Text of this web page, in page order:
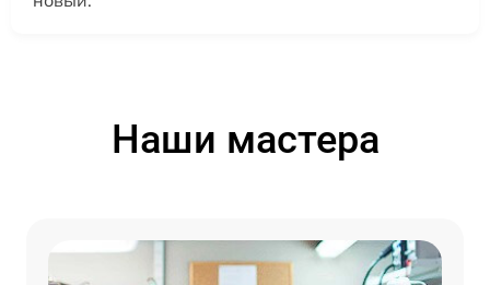
Наши мастера